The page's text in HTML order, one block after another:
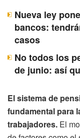
Nueva ley
bancos:
casos
No todos los
de junio: así
El sistema de
fundamental para
trabajadores. El